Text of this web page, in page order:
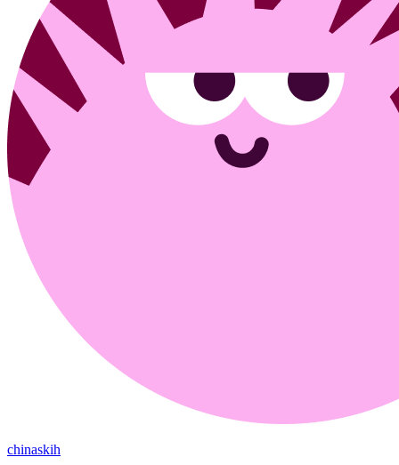
chinaskih